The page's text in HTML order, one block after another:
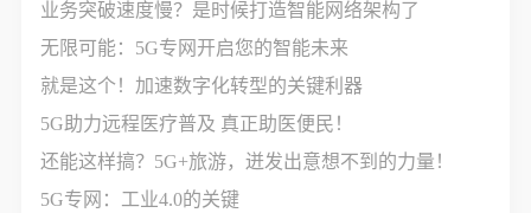
业务突破速度慢？是时候打造智能网络架构了
无限可能：5G专网开启您的智能未来
就是这个！加速数字化转型的关键利器
5G助力远程医疗普及 真正助医便民！
还能这样搞？5G+旅游，迸发出意想不到的力量！
5G专网：工业4.0的关键